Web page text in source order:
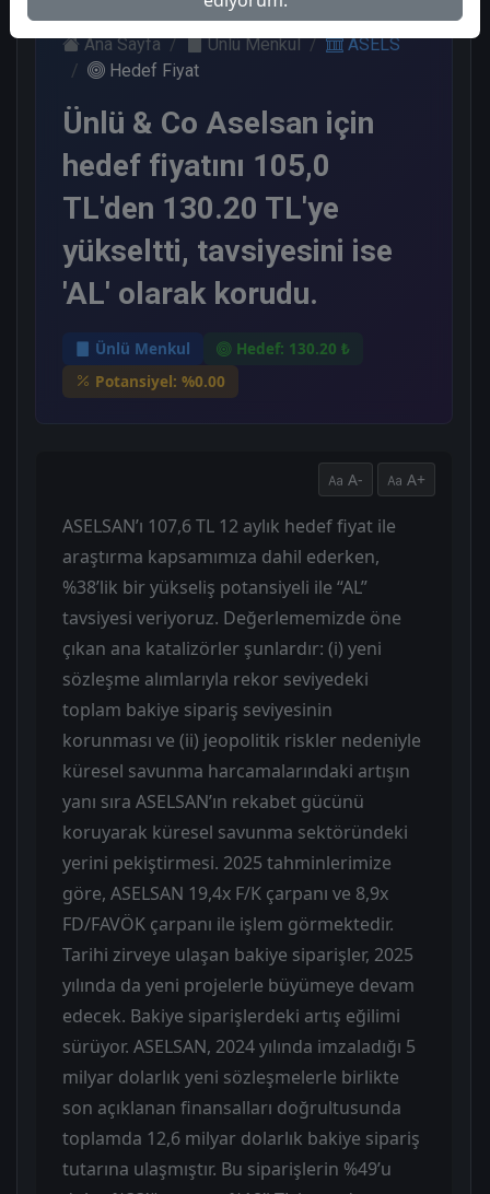
Ana Sayfa Ünlü Menkul
ASELS
Hedef Fiyat
Ünlü & Co Aselsan için
hedef fiyatını 105,0
TL'den 130.20 TL'ye
yükseltti, tavsiyesini ise
'AL' olarak korudu.
Ünlü Menkul
Hedef: 130.20 ₺
Potansiyel: %0.00
A- A+
ASELSAN’ı 107,6 TL 12 aylık hedef fiyat ile
araştırma kapsamımıza dahil ederken,
%38’lik bir yükseliş potansiyeli ile “AL”
tavsiyesi veriyoruz. Değerlememizde öne
çıkan ana katalizörler şunlardır: (i) yeni
sözleşme alımlarıyla rekor seviyedeki
toplam bakiye sipariş seviyesinin
korunması ve (ii) jeopolitik riskler nedeniyle
küresel savunma harcamalarındaki artışın
yanı sıra ASELSAN’ın rekabet gücünü
koruyarak küresel savunma sektöründeki
yerini pekiştirmesi. 2025 tahminlerimize
göre, ASELSAN 19,4x F/K çarpanı ve 8,9x
FD/FAVÖK çarpanı ile işlem görmektedir.
Tarihi zirveye ulaşan bakiye siparişler, 2025
yılında da yeni projelerle büyümeye devam
edecek. Bakiye siparişlerdeki artış eğilimi
sürüyor. ASELSAN, 2024 yılında imzaladığı 5
milyar dolarlık yeni sözleşmelerle birlikte
son açıklanan finansalları doğrultusunda
toplamda 12,6 milyar dolarlık bakiye sipariş
tutarına ulaşmıştır. Bu siparişlerin %49’u